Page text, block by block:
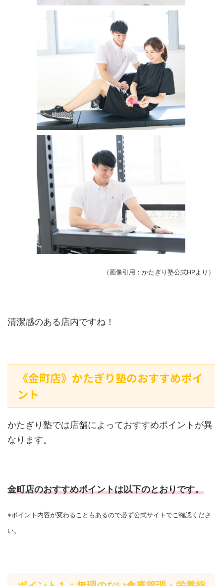
（画像引用：かたぎり塾公式HPより）
清潔感のある店内ですね！
《金町店》かたぎり塾のおすすめポイ
ント
かたぎり塾では店舗によっておすすめポイントが異
なります。
金町店のおすすめポイントは以下のとおりです。
※ポイント内容が変わることもあるので必ず公式サイトでご確認くださ
い。